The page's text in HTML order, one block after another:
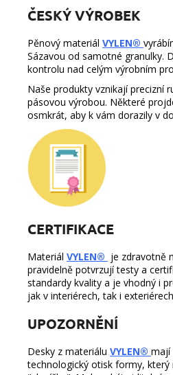
ČESKÝ VÝROBEK
Pěnový materiál VYLEN®
Sázavou od samotné granulky.
kontrolu nad celým výrobním
Naše produkty vznikají precizní
pásovou výrobou. Některé
osmkrát, aby k vám dorazily v
CERTIFIKACE
Materiál VYLEN® je zdravotně
pravidelně potvrzují testy a
standardy kvality a je vhodný i
jak v interiérech, tak i
UPOZORNĚNÍ
Desky z materiálu VYLEN® mají
technologický otisk formy, který